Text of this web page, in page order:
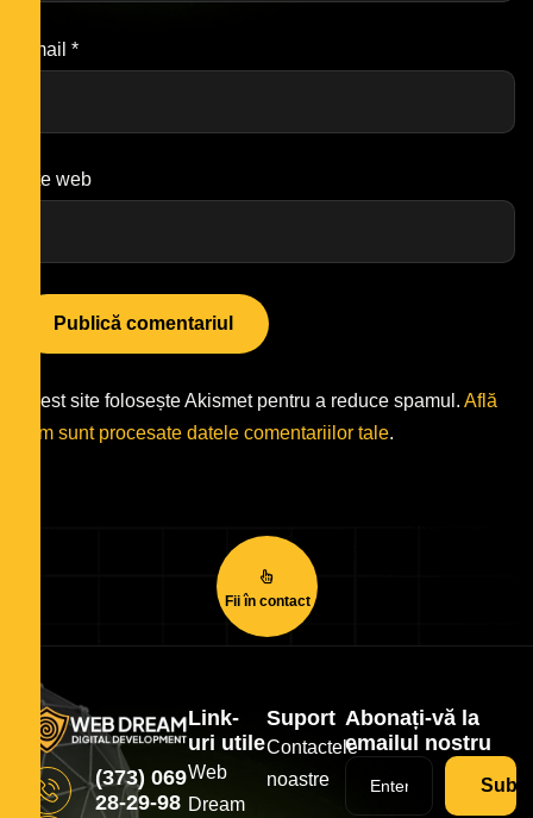
Email *
Site web
Acest site folosește Akismet pentru a reduce spamul. Află
cum sunt procesate datele comentariilor tale.
Fii în contact
(373) 069
28-29-98
Link-
uri utile
Web
Dream
Suport
Contactele
noastre
Abonați-vă la
emailul nostru